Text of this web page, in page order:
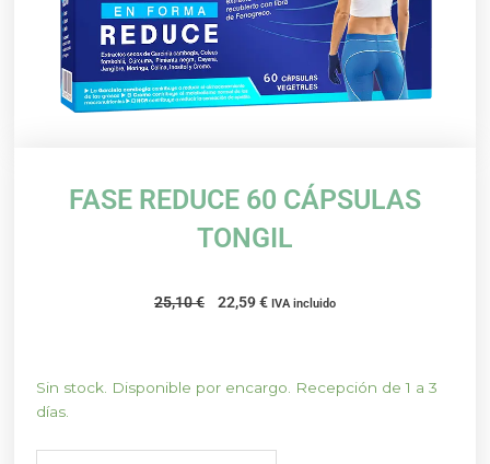
FASE REDUCE 60 CÁPSULAS
TONGIL
25,10€
El
25,10 €.
22,59€El
22,59 €.
IVA incluido
Sin stock. Disponible por encargo. Recepción de 1 a 3
días.
FASE
REDUCE